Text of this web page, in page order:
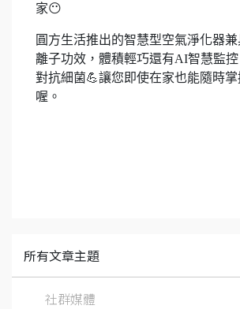
家😶
圓方生活推出的智慧型空氣淨化器
離子功效，體積輕巧還有AI智慧監
對抗細菌💪讓您即使在家也能隨時
喔。
所有文章主題
社群媒體